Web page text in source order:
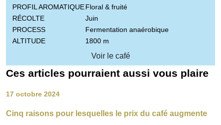
PROFIL AROMATIQUEFloral & fruité
RÉCOLTE
Juin
PROCESS
Fermentation anaérobique
ALTITUDE
1800 m
Voir le café
Ces articles pourraient aussi vous plaire
17 octobre 2024
Cinq raisons pour lesquelles le prix du café augmente